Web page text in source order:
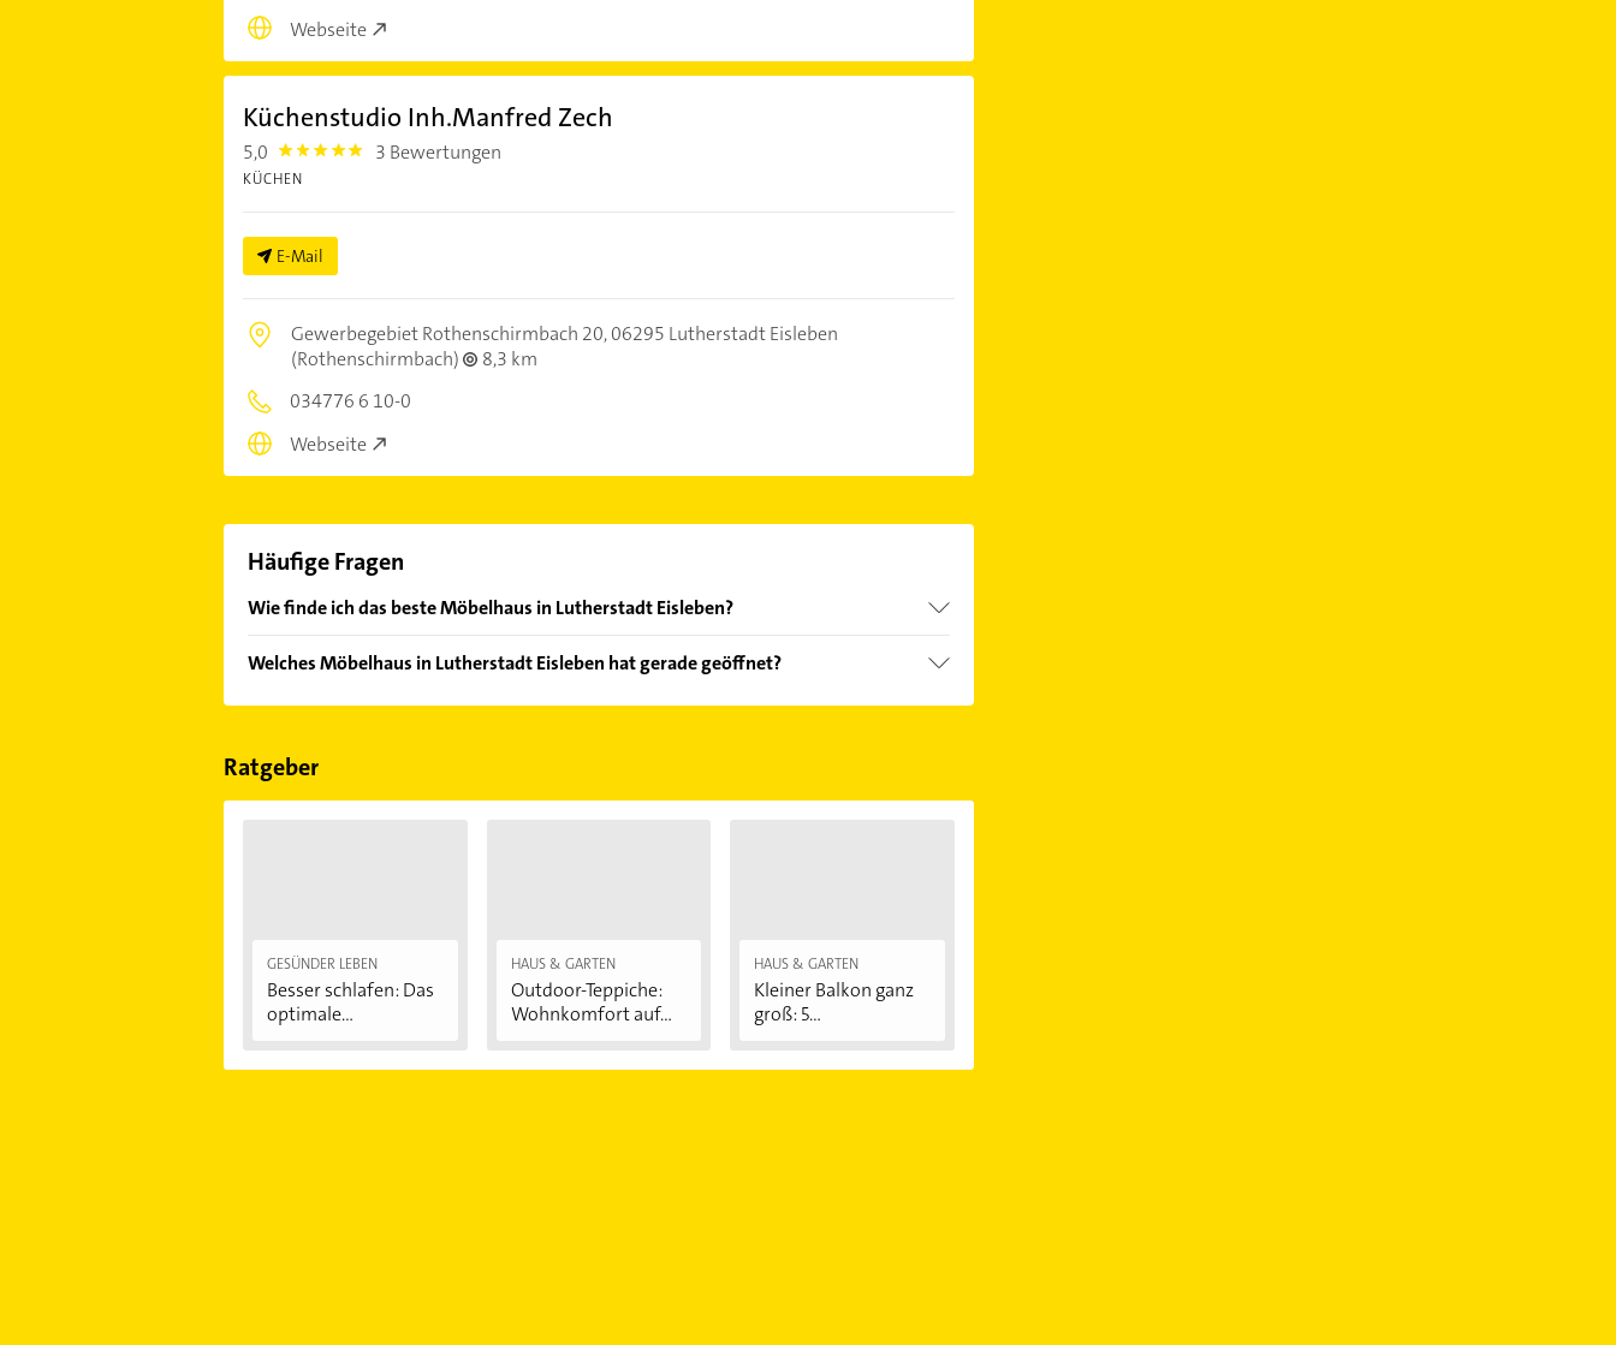
Webseite
Küchenstudio Inh.Manfred Zech
5,0 5.0 3 Bewertungen
KÜCHEN
E-Mail
Gewerbegebiet Rothenschirmbach 20,06295 Lutherstadt Eisleben
(Rothenschirmbach)
8,3 km
034776 6 10-0
Webseite
Häufige Fragen
Wie finde ich das beste Möbelhaus in Lutherstadt Eisleben?
von den Empfehlungen. Die Suchergebnisse können Sie sich einfach nach
Bewertungensortiert anzeigen lassen.
Welches Möbelhaus in Lutherstadt Eisleben hat gerade geöffnet?
Im Anbieter-Bereich finden Sie alleÖffnungszeiten. Bitte beachten Sie, dass diese an
Ratgeber
GESÜNDER LEBEN
Besser schlafen: Das
optimale
HAUS & GARTEN
Outdoor-Teppiche:
Wohnkomfort auf...
HAUS & GARTEN
Kleiner Balkon ganz
groß: 5